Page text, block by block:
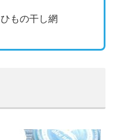
もの干し網